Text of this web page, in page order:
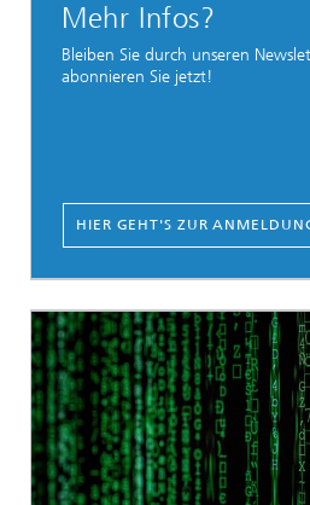
Mehr Infos?
Bleiben Sie durch unseren
abonnieren Sie jetzt!
HIER GEHT'S ZUR